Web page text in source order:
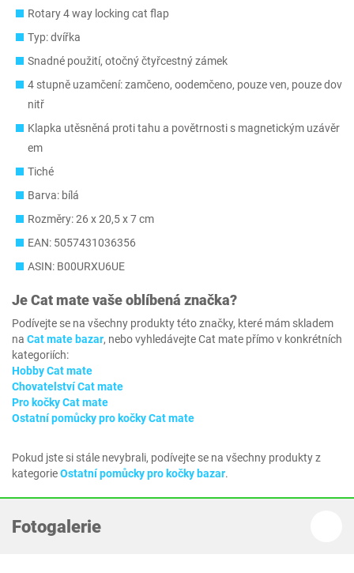
Rotary 4 way locking cat flap
Typ: dvířka
Snadné použití, otočný čtyřcestný zámek
4 stupně uzamčení: zamčeno, oodemčeno, pouze ven, pouze dov
nitř
Klapka utěsněná proti tahu a povětrnosti s magnetickým uzávěr
em
Tiché
Barva: bílá
Rozměry: 26 x 20,5 x 7 cm
EAN: 5057431036356
ASIN: B00URXU6UE
JeCat matevaše oblíbená značka?
Podívejte se na všechny produkty této značky, které mám skladem
na Cat mate bazar, nebo vyhledávejte Cat mate přímo v konkrétních
kategoriích:
Hobby Cat mate
Chovatelství Cat mate
Pro kočky Cat mate
Ostatní pomůcky pro kočky Cat mate
Pokud jste si stále nevybrali, podívejte se na všechny produkty z
kategorieOstatní pomůcky pro kočky bazar.
Fotogalerie